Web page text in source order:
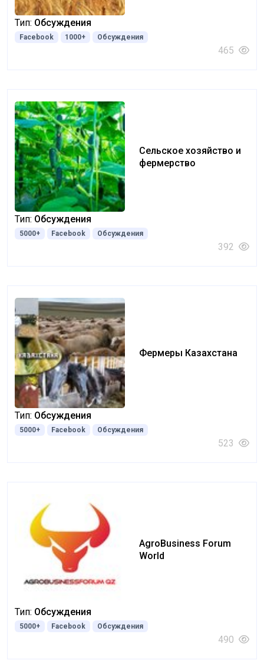
Тип: Обсуждения
Facebook 1000+ Обсуждения
465
Сельское хозяйство и
фермерство
Тип: Обсуждения
5000+ Facebook Обсуждения
392
Фермеры Казахстана
Тип: Обсуждения
5000+ Facebook Обсуждения
523
AgroBusiness Forum
World
Тип: Обсуждения
5000+ Facebook Обсуждения
490